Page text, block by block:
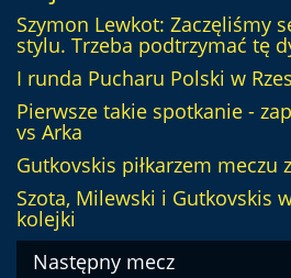
Szymon Lewkot: Zaczęliśmy
stylu. Trzeba podtrzymać tę
I runda Pucharu Polski w
Pierwsze takie spotkanie -
vs Arka
Gutkovskis piłkarzem meczu
Szota, Milewski i Gutkovskis
kolejki
Następny mecz